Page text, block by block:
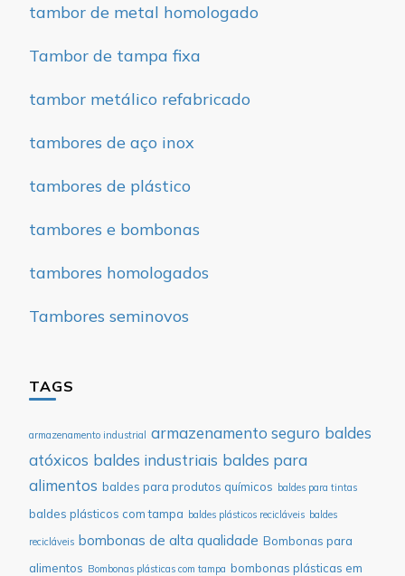
tambor de metal homologado
Tambor de tampa fixa
tambor metálico refabricado
tambores de aço inox
tambores de plástico
tambores e bombonas
tambores homologados
Tambores seminovos
TAGS
armazenamento industrial armazenamento seguro baldes
atóxicos baldes industriais baldes para
alimentos baldes para produtos químicos baldes para tintas
baldes plásticos com tampa baldes plásticos recicláveis baldes
recicláveis bombonas de alta qualidade Bombonas para
alimentos Bombonas plásticas com tampa bombonas plásticas em